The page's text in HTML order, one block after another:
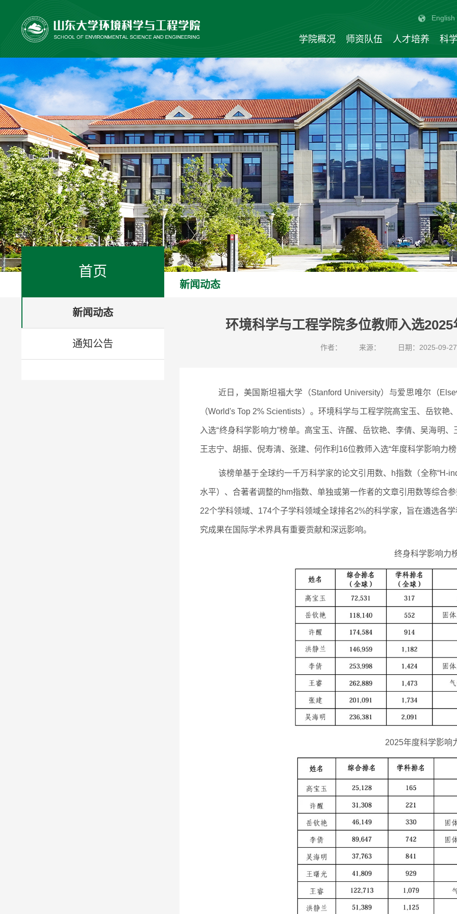
English
学院概况 师资队伍 人才培养 科
首页
新闻动态
通知公告
新闻动态
环境科学与工程学院多位教师入选
作者： 来源： 日期：2025-09-27
近日，美国斯坦福大学（Stanford University）与爱思唯尔（
（World's Top 2% Scientists）。环境科学与工程学院高宝玉、岳钦
入选“终身科学影响力”榜单。高宝玉、许醒、岳钦艳、李倩、吴海明
王志宁、胡振、倪寿清、张建、何作利16位教师入选“年度科学影响力
该榜单基于全球约一千万科学家的论文引用数、h指数（全称“H-
水平）、合著者调整的hm指数、单独或第一作者的文章引用数等综合
22个学科领域、174个子学科领域全球排名2%的科学家，旨在遴选各
究成果在国际学术界具有重要贡献和深远影响。
终身科学影响力
2025年度科学影响